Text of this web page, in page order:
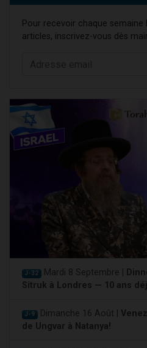
Pour recevoir chaque
articles, inscrivez-vous dès
J-32 Mardi 8 Septembre |
Sitruk à Londres — 10 ans
J-9 Dimanche 16 Août |
de Ungvar à Natanya!